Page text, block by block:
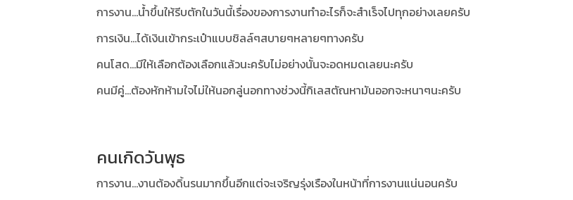
การงาน...น้ำขึ้นให้รีบตักในวันนี้เรื่องของการงานทำอะไรก็จะสำเร็จไปทุกอย่างเลยครับ
การเงิน...ได้เงินเข้ากระเป๋าแบบชิลล์ๆสบายๆหลายๆทางครับ
คนโสด...มีให้เลือกต้องเลือกแล้วนะครับไม่อย่างนั้นจะอดหมดเลยนะครับ
คนมีคู่...ต้องหักห้ามใจไม่ให้นอกลู่นอกทางช่วงนี้กิเลสตัณหามันออกจะหนาๆนะครับ
คนเกิดวันพุธ
การงาน...งานต้องดิ้นรนมากขึ้นอีกแต่จะเจริญรุ่งเรืองในหน้าที่การงานแน่นอนครับ